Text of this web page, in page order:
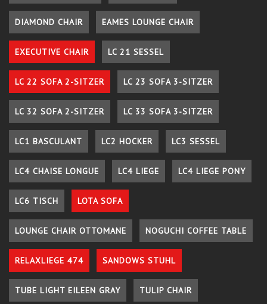
DIAMOND CHAIR EAMES LOUNGE CHAIR
EXECUTIVE CHAIR LC 21 SESSEL
LC 22 SOFA 2-SITZER LC 23 SOFA 3-SITZER
LC 32 SOFA 2-SITZER LC 33 SOFA 3-SITZER
LC1 BASCULANT LC2 HOCKER LC3 SESSEL
LC4 CHAISE LONGUE LC4 LIEGE LC4 LIEGE PONY
LC6 TISCH LOTA SOFA
LOUNGE CHAIR OTTOMANE NOGUCHI COFFEE TABLE
RELAXLIEGE 474 SANDOWS STUHL
TUBE LIGHT EILEEN GRAY TULIP CHAIR